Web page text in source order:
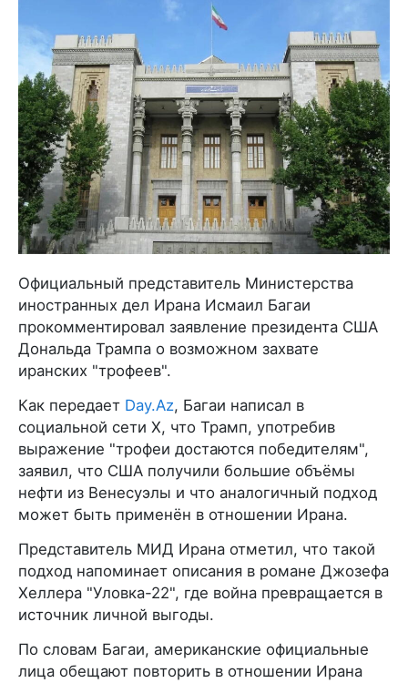
Официальный представитель Министерства
иностранных дел Ирана Исмаил Багаи
прокомментировал заявление президента США
Дональда Трампа о возможном захвате
иранских "трофеев".
Как передает Day.Az, Багаи написал в
социальной сети X, что Трамп, употребив
выражение "трофеи достаются победителям",
заявил, что США получили большие объёмы
нефти из Венесуэлы и что аналогичный подход
может быть применён в отношении Ирана.
Представитель МИД Ирана отметил, что такой
подход напоминает описания в романе Джозефа
Хеллера "Уловка-22", где война превращается в
источник личной выгоды.
По словам Багаи, американские официальные
лица обещают повторить в отношении Ирана